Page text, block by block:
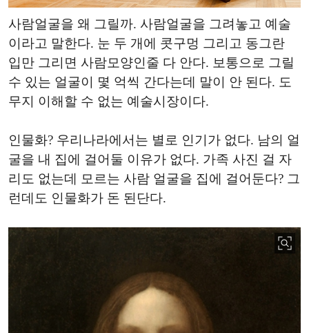
사람얼굴을 왜 그릴까. 사람얼굴을 그려놓고 예술
이라고 말한다. 눈 두 개에 콧구멍 그리고 동그란
입만 그리면 사람모양인줄 다 안다. 보통으로 그릴
수 있는 얼굴이 몇 억씩 간다는데 말이 안 된다. 도
무지 이해할 수 없는 예술시장이다.
인물화? 우리나라에서는 별로 인기가 없다. 남의 얼
굴을 내 집에 걸어둘 이유가 없다. 가족 사진 걸 자
리도 없는데 모르는 사람 얼굴을 집에 걸어둔다? 그
런데도 인물화가 돈 된단다.